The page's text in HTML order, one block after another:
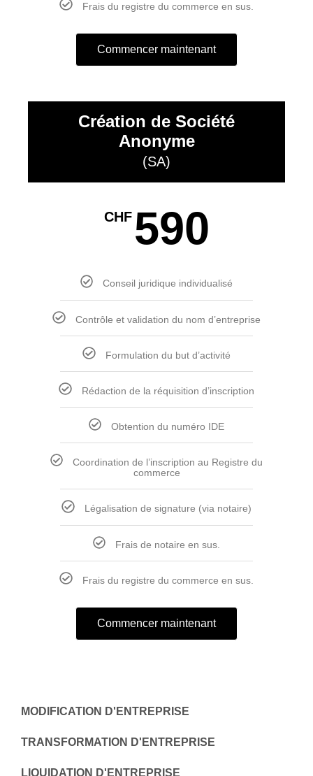
Frais du registre du commerce en sus.
Commencer maintenant
Création de Société
Anonyme
(SA)
CHF 590
Conseil juridique individualisé
Contrôle et validation du nom d’entreprise
Formulation du but d’activité
Rédaction de la réquisition d’inscription
Obtention du numéro IDE
Coordination de l’inscription au Registre du
commerce
Légalisation de signature (via notaire)
Frais de notaire en sus.
Frais du registre du commerce en sus.
Commencer maintenant
MODIFICATION D'ENTREPRISE
TRANSFORMATION D'ENTREPRISE
LIQUIDATION D'ENTREPRISE